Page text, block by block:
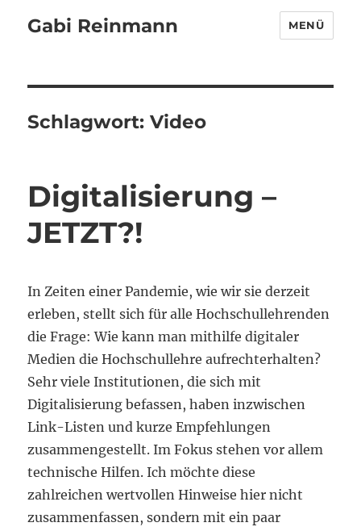
Gabi Reinmann MENÜ
Schlagwort:Video
Digitalisierung –
JETZT?!
In Zeiten einer Pandemie, wie wir sie derzeit
erleben, stellt sich für alle Hochschullehrenden
die Frage: Wie kann man mithilfe digitaler
Medien die Hochschullehre aufrechterhalten?
Sehr viele Institutionen, die sich mit
Digitalisierung befassen, haben inzwischen
Link-Listen und kurze Empfehlungen
zusammengestellt. Im Fokus stehen vor allem
technische Hilfen. Ich möchte diese
zahlreichen wertvollen Hinweise hier nicht
zusammenfassen, sondern mit ein paar